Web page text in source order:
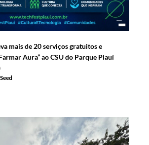
mais de 20 serviços gratuitos e
Aura” ao CSU do Parque Piauí